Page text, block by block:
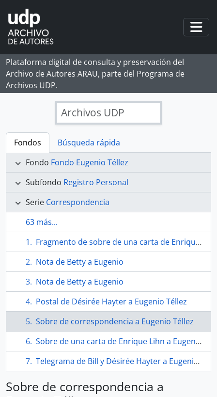
Skip to main content
Plataforma digital de consulta y preservación del
Archivo de Autores ARAU, parte del Programa de
Archivos UDP.
Archivos UDP
Fondos
Búsqueda rápida
Fondo Fondo Eugenio Téllez
Subfondo Registro Personal
Serie Correspondencia
63 más...
Fragmento de sobre de una carta de Enrique Lihn
Nota de Betty a Eugenio
Nota de Betty a Eugenio
Postal de Désirée Hayter a Eugenio Téllez
Sobre de correspondencia a Eugenio Téllez
Sobre de una carta de Enrique Lihn a Eugenio Téllez
Telegrama de Bill y Désirée Hayter a Eugenio Téllez
Sobre de correspondencia a